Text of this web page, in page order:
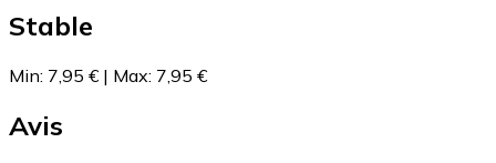
Stable
Min: 7,95 € | Max: 7,95 €
Avis